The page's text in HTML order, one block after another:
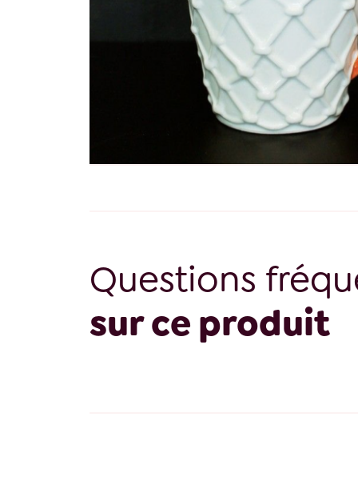
Questions
sur ce produit